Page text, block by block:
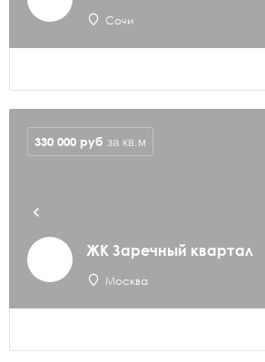
Сочи
ЖК Заречный квартал
Москва
330 000 руб за кв.м